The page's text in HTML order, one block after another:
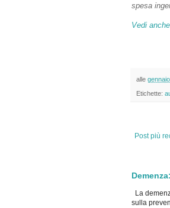
spesa
Vedi
alle
Etichette:
Post più
La
sulla